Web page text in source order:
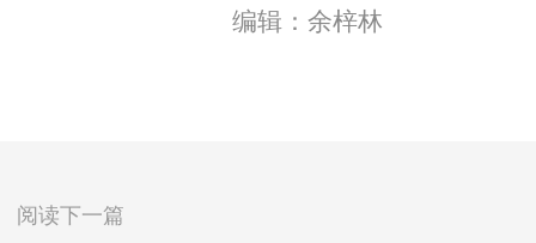
编辑：余梓林
阅读下一篇